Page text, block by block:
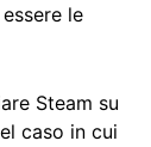
le
Steam su
caso in cui